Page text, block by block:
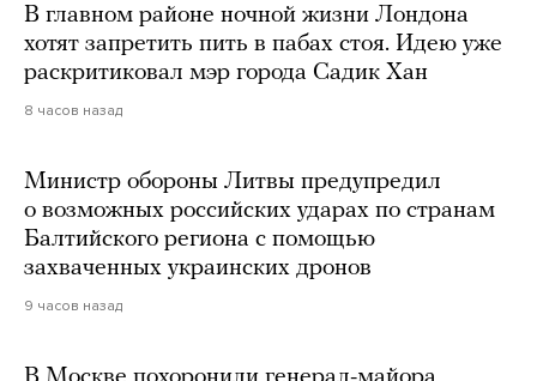
В главном районе ночной жизни Лондона
хотят запретить пить в пабах стоя. Идею уже
раскритиковал мэр города Садик Хан
8 часов назад
Министр обороны Литвы предупредил
о возможных российских ударах по странам
Балтийского региона с помощью
захваченных украинских дронов
9 часов назад